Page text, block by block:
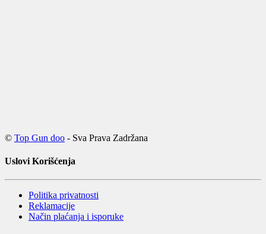
© Top Gun doo - Sva Prava Zadržana
Uslovi Korišćenja
Politika privatnosti
Reklamacije
Način plaćanja i isporuke